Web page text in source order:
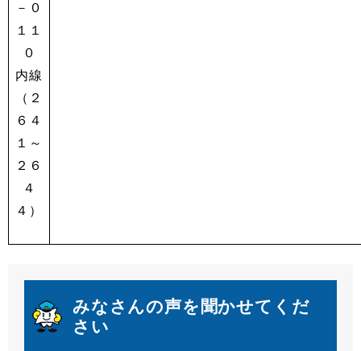
－０
１１
０
内線
（２
６４
１～
２６
４
４）
みなさんの声を聞かせてくだ
さい